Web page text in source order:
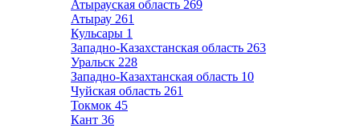
Атырауская область 269
Атырау 261
Кульсары 1
Западно-Казахстанская область 263
Уральск 228
Западно-Казахтанская область 10
Чуйская область 261
Токмок 45
Кант 36